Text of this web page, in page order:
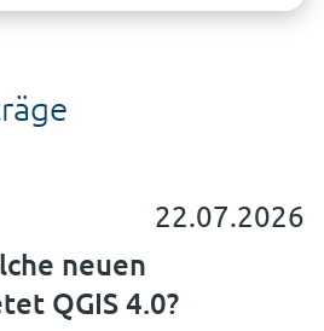
22.07.2026
neuen
QGIS 4.0?